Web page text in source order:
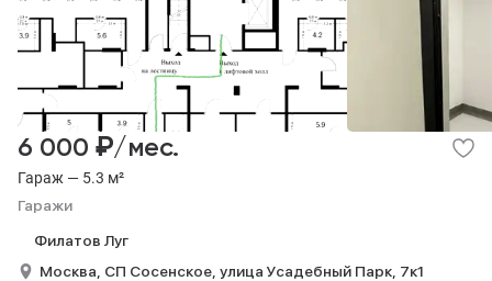
Гараж — 5.3 м²
Гаражи
6 000 ₽/мес.
Филатов Луг
Москва, СП Сосенское, улица Усадебный Парк, 7к1